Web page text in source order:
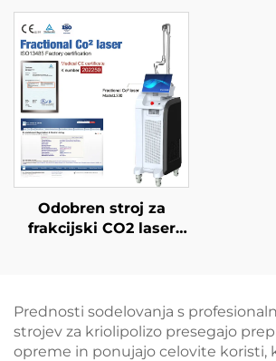
dvojnimi frekvencami
RF 1/2 MHz
Odobren stroj za
frakcijski CO2 laser
Prednosti sodelovanja s
strojev za kriolipolizo presegajo
opreme in ponujajo celovite koristi,